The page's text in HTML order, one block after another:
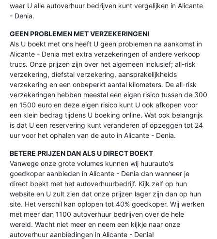
waar U alle autoverhuur bedrijven kunt vergelijken in Alicante
- Denia.
GEEN PROBLEMEN MET VERZEKERINGEN!
Als U boekt met ons heeft U geen problemen na aankomst in
Alicante - Denia met extra verzekeringen of andere verkoop
trucs. Onze prijzen zijn over het algemeen inclusief; all-risk
verzekering, diefstal verzekering, aansprakelijkheids
verzekering en een onbeperkt aantal kilometers. De all-risk
verzekeringen hebben meestal een eigen risico tussen de 300
en 1500 euro en deze eigen risico kunt U ook afkopen voor
een klein bedrag tijdens U boeking online. Wat ook belangrijk
is dat U een reservering kunt veranderen of opzeggen tot 24
uur voor het ophalen van de auto in Alicante - Denia.
BETERE PRIJZEN DAN ALS U DIRECT BOEKT
Vanwege onze grote volumes kunnen wij huurauto's
goedkoper aanbieden in Alicante - Denia dan wanneer je
direct boekt met het autoverhuurbedrijf. Kijk zelf op hun
website en U zult zien dat onze prijzen lager zijn dan op hun
site. Het verschil kan oplopen tot 40% goedkoper. Wij werken
met meer dan 1100 autoverhuur bedrijven over de hele
wereld. Wacht niet meer en neem een kijkje naar onze
autoverhuur aanbiedingen in Alicante - Denia!